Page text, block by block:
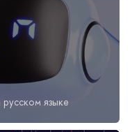
языке